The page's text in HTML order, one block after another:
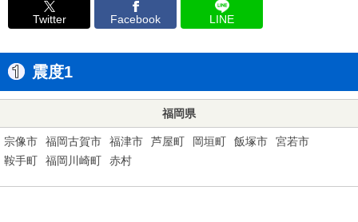
Twitter Facebook LINE
震度1
福岡県
宗像市 福岡古賀市 福津市 芦屋町 岡垣町 飯塚市
宮若市
鞍手町
福岡川崎町 赤村